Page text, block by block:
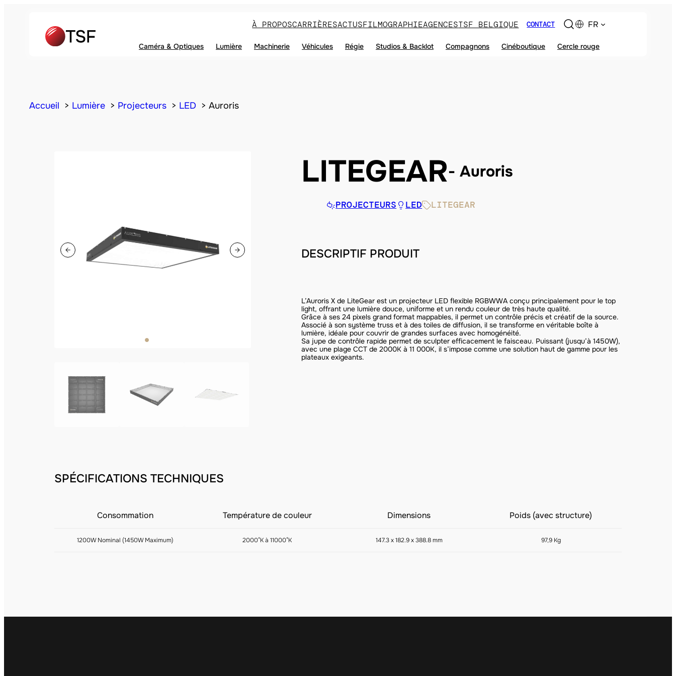
À PROPOSCARRIÈRESACTUSFILMOGRAPHIEAGENCESTSF BELGIQUE CONTACT FR
Caméra & Optiques Lumière Machinerie Véhicules Régie Studios & Backlot Compagnons Cinéboutique Cercle rouge
Accueil Lumière Projecteurs LED Auroris
LITEGEAR Auroris
PROJECTEURS LED LITEGEAR
DESCRIPTIF PRODUIT
L’Auroris X de LiteGear est un projecteur LED flexible RGBWWA conçu principalement pour le top
light, offrant une lumière douce, uniforme et un rendu couleur de très haute qualité.
Grâce à ses 24 pixels grand format mappables, il permet un contrôle précis et créatif de la source.
Associé à son système truss et à des toiles de diffusion, il se transforme en véritable boîte à
lumière, idéale pour couvrir de grandes surfaces avec homogénéité.
Sa jupe de contrôle rapide permet de sculpter efficacement le faisceau. Puissant (jusqu’à 1450W),
avec une plage CCT de 2000K à 11 000K, il s’impose comme une solution haut de gamme pour les
plateaux exigeants.
SPÉCIFICATIONS TECHNIQUES
Consommation Température de couleur Dimensions Poids (avec structure)
1200W Nominal (1450W Maximum) 2000°K à 11000°K 147.3 x 182.9 x 388.8 mm 97,9 Kg